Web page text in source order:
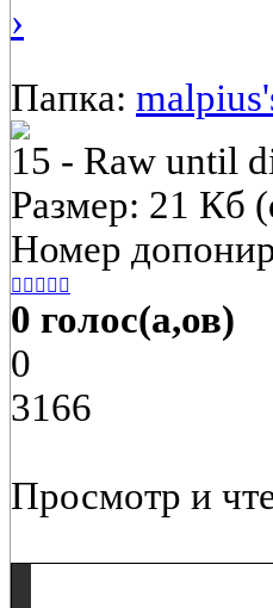
›
Папка:
15 - Raw until
Размер: 21 Кб
Номер
    
0 голос(а,ов)
0
3166
Просмотр и